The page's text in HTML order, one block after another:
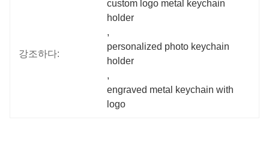
강조하다:
custom logo metal keychain
holder
,
personalized photo keychain
holder
,
engraved metal keychain with
logo